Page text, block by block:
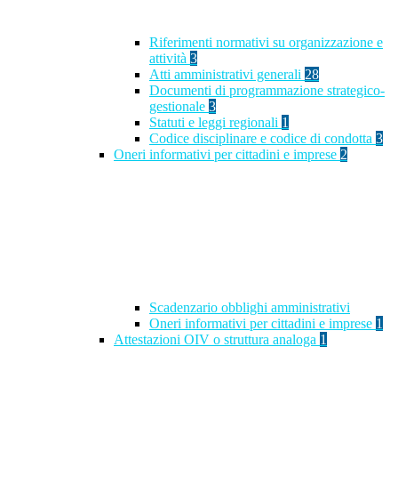
Riferimenti normativi su organizzazione e
attività 3
Atti amministrativi generali 28
Documenti di programmazione strategico-
gestionale 3
Statuti e leggi regionali 1
Codice disciplinare e codice di condotta 3
Oneri informativi per cittadini e imprese 2
Scadenzario obblighi amministrativi
Oneri informativi per cittadini e imprese 1
Attestazioni OIV o struttura analoga 1